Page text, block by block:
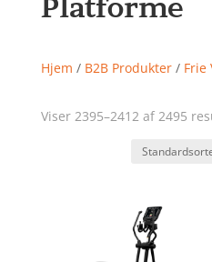
Platforme
Hjem / B2B Produkter/ Frie
Viser 2395–2412 af 2495